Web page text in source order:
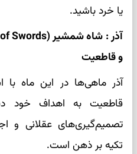
یا خرد باشید.
و قاطعیت
آذر ماهی‌ها در این ماه
قاطعیت به اهداف خود
تصمیم‌گیری‌های عقلانی و
تکیه بر ذهن است.